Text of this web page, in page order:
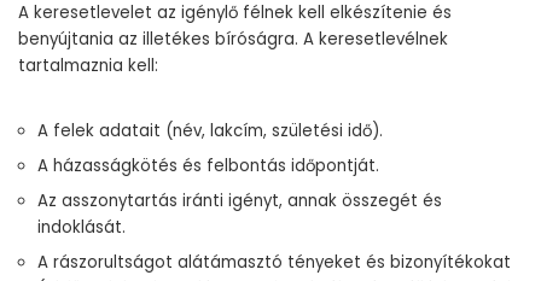
A keresetlevelet az igénylő félnek kell elkészítenie és
benyújtania az illetékes bíróságra. A keresetlevélnek
tartalmaznia kell:
A felek adatait (név, lakcím, születési idő).
A házasságkötés és felbontás időpontját.
Az asszonytartás iránti igényt, annak összegét és
indoklását.
A rászorultságot alátámasztó tényeket és bizonyítékokat